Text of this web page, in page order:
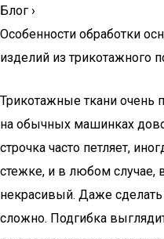
Блог ›
Особенности обработки
изделий из трикотажного
Трикотажные ткани очень
на обычных машинках
строчка часто петляет,
стежке, и в любом
некрасивый. Даже
сложно. Подгибка